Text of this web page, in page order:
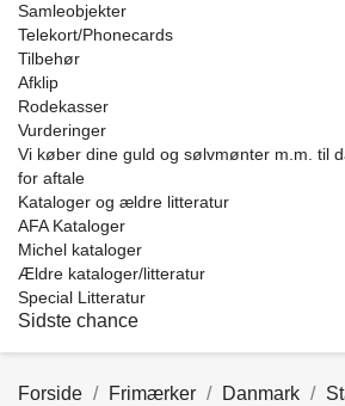
Samleobjekter
Telekort/Phonecards
Tilbehør
Afklip
Rodekasser
Vurderinger
Vi køber dine guld og sølvmønter m.m. til
for aftale
Kataloger og ældre litteratur
AFA Kataloger
Michel kataloger
Ældre kataloger/litteratur
Special Litteratur
Sidste chance
Forside Frimærker Danmark